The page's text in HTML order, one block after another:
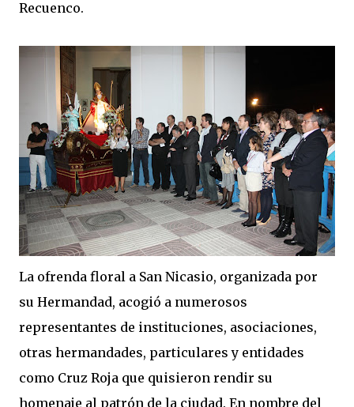
Recuenco.
La ofrenda floral a San Nicasio, organizada por
su Hermandad, acogió a numerosos
representantes de instituciones, asociaciones,
otras hermandades, particulares y entidades
como Cruz Roja que quisieron rendir su
homenaje al patrón de la ciudad. En nombre del